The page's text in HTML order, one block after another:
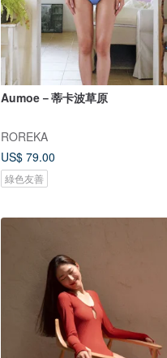
Aumoe－蒂卡波草原
ROREKA
US$ 79.00
綠色友善